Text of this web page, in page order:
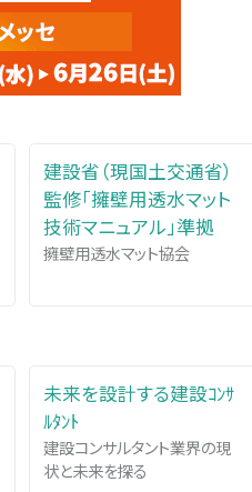
建設省（現国土交通省）
監修「擁壁用透水マット
技術マニュアル」準拠
擁壁用透水マット協会
未来を設計する建設ｺﾝｻ
ﾙﾀﾝﾄ
建設コンサルタント業界の現
状と未来を探る